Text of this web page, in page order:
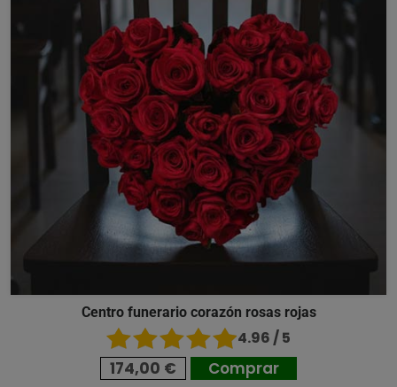
Centro funerario corazón rosas rojas
4.96 / 5
174,00 € Comprar